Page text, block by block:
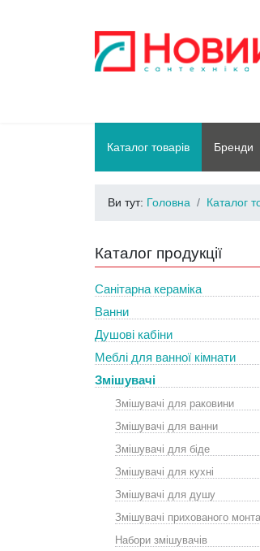
Каталог товарів Бренди
Ви тут: Головна Каталог
Каталог продукції
Санітарна кераміка
Ванни
Душові кабіни
Меблі для ванної кімнати
Змішувачі
Змішувачі для раковини
Змішувачі для ванни
Змішувачі для біде
Змішувачі для кухні
Змішувачі для душу
Змішувачі прихованого
Набори змішувачів